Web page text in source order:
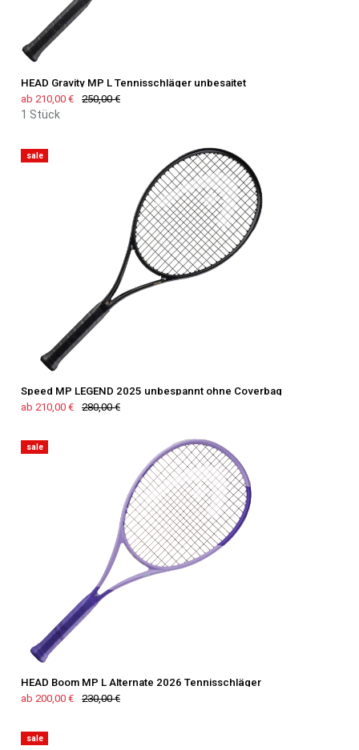
HEAD Gravity MP L Tennisschläger unbesaitet
ab 210,00 €
250,00 €
1 Stück
sale
Speed MP LEGEND 2025 unbespannt ohne Coverbag
ab 210,00 €
280,00 €
sale
HEAD Boom MP L Alternate 2026 Tennisschläger
ab 200,00 €
230,00 €
sale